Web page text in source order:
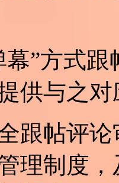
幕”方式
供与之
跟帖评
理制度